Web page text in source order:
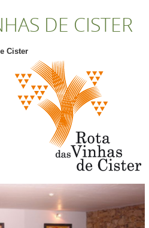
DE CISTER
Cister